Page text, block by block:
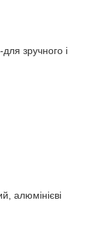
зручного і
алюмінієві